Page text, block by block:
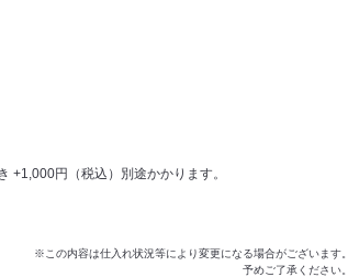
+1,000円（税込）別途かかります。
※この内容は仕入れ状況等により変更になる場合がございます。
予めご了承ください。